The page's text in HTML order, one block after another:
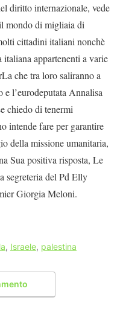
diritto internazionale, vede
mondo di migliaia di
cittadini italiani nonchè
appartenenti a varie
che tra loro saliranno a
l’eurodeputata Annalisa
chiedo di tenermi
intende fare per garantire
della missione umanitaria,
Sua positiva risposta, Le
segreteria del Pd Elly
Giorgia Meloni.
, Israele, palestina